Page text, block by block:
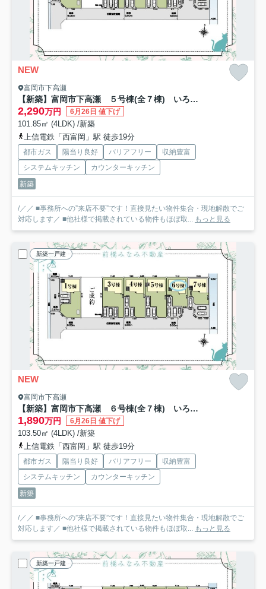
NEW
富岡市下高瀬
【新築】富岡市下高瀬 ５号棟(全７棟) いろどりアイタウン 新築建売分譲
2,290万円 6月26日 値下げ
101.85㎡ (4LDK) /新築
上信電鉄「西富岡」駅 徒歩19分
都市ガス 陽当り良好 バリアフリー
収納豊富
システムキッチン
カウンターキッチン
新築
/／／ ■事務所への”来店不要”です！直接見たい物件集合・現地解散でご
対応します／ ■他社様で掲載されている物件もほぼ取... もっと見る
新築一戸建
NEW
富岡市下高瀬
【新築】富岡市下高瀬 ６号棟(全７棟) いろどりアイタウン 新築建売分譲
1,890万円 6月26日 値下げ
103.50㎡ (4LDK) /新築
上信電鉄「西富岡」駅 徒歩19分
都市ガス 陽当り良好 バリアフリー
収納豊富
システムキッチン
カウンターキッチン
新築
/／／ ■事務所への”来店不要”です！直接見たい物件集合・現地解散でご
対応します／ ■他社様で掲載されている物件もほぼ取... もっと見る
新築一戸建